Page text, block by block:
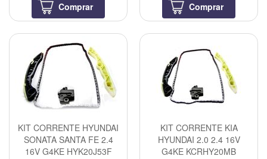
Comprar
Comprar
KIT CORRENTE HYUNDAI
SONATA SANTA FE 2.4
16V G4KE HYK20J53F
KIT CORRENTE KIA
HYUNDAI 2.0 2.4 16V
G4KE KCRHY20MB